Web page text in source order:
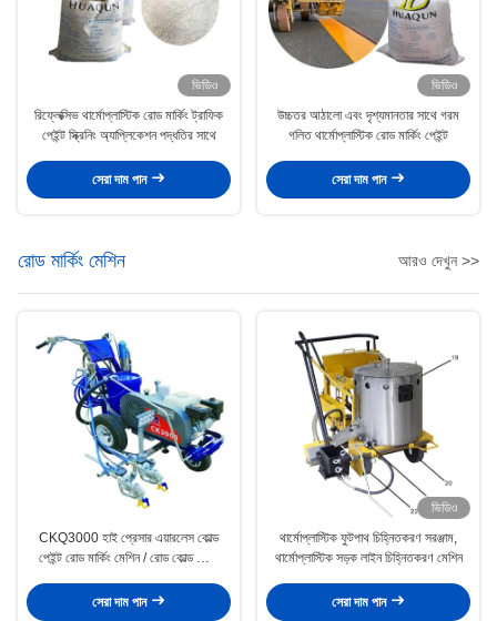
ভিডিও
রিফ্লেক্সিভ থার্মোপ্লাস্টিক রোড মার্কিং ট্রাফিক
পেইন্ট স্ক্রিনিং অ্যাপ্লিকেশন পদ্ধতির সাথে
সেরা দাম পান
ভিডিও
উচ্চতর আঠালো এবং দৃশ্যমানতার সাথে গরম
গলিত থার্মোপ্লাস্টিক রোড মার্কিং পেইন্ট
সেরা দাম পান
রোড মার্কিং মেশিন আরও দেখুন >>
CKQ3000 হাই প্রেসার এয়ারলেস কোল্ড
পেইন্ট রোড মার্কিং মেশিন / রোড কোল্ড স্প্রে
সেরা দাম পান
ভিডিও
থার্মোপ্লাস্টিক ফুটপাথ চিহ্নিতকরণ সরঞ্জাম,
থার্মোপ্লাস্টিক সড়ক লাইন চিহ্নিতকরণ মেশিন
সেরা দাম পান